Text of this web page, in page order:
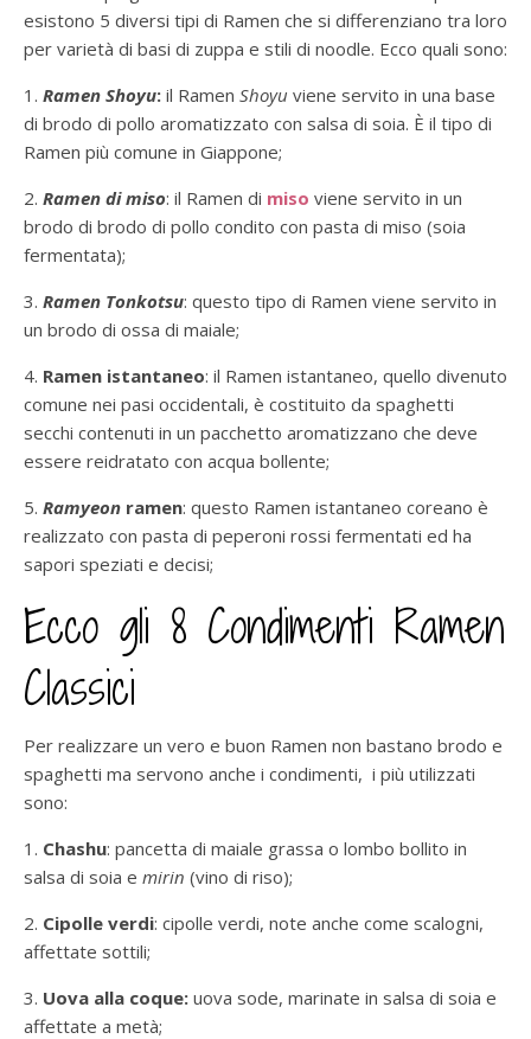
esistono 5 diversi tipi di Ramen che si differenziano tra loro
per varietà di basi di zuppa e stili di noodle. Ecco quali sono:
1. Ramen Shoyu: il Ramen Shoyu viene servito in una base
di brodo di pollo aromatizzato con salsa di soia. È il tipo di
Ramen più comune in Giappone;
2. Ramen di miso: il Ramen di miso viene servito in un
brodo di brodo di pollo condito con pasta di miso (soia
fermentata);
3. Ramen Tonkotsu: questo tipo di Ramen viene servito in
un brodo di ossa di maiale;
4. Ramen istantaneo: il Ramen istantaneo, quello divenuto
comune nei pasi occidentali, è costituito da spaghetti
secchi contenuti in un pacchetto aromatizzano che deve
essere reidratato con acqua bollente;
5. Ramyeon ramen: questo Ramen istantaneo coreano è
realizzato con pasta di peperoni rossi fermentati ed ha
sapori speziati e decisi;
Ecco gli 8 Condimenti Ramen
Classici
Per realizzare un vero e buon Ramen non bastano brodo e
spaghetti ma servono anche i condimenti, i più utilizzati
sono:
1. Chashu: pancetta di maiale grassa o lombo bollito in
salsa di soia e mirin (vino di riso);
2. Cipolle verdi: cipolle verdi, note anche come scalogni,
affettate sottili;
3. Uova alla coque: uova sode, marinate in salsa di soia e
affettate a metà;